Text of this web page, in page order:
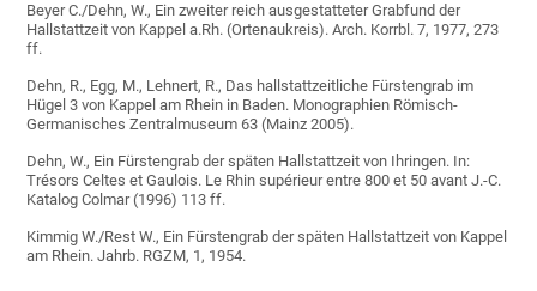
Beyer C./Dehn, W., Ein zweiter reich ausgestatteter Grabfund der
Hallstattzeit von Kappel a.Rh. (Ortenaukreis). Arch. Korrbl. 7, 1977, 273
ff.
Dehn, R., Egg, M., Lehnert, R., Das hallstattzeitliche Fürstengrab im
Hügel 3 von Kappel am Rhein in Baden. Monographien Römisch-
Germanisches Zentralmuseum 63 (Mainz 2005).
Dehn, W., Ein Fürstengrab der späten Hallstattzeit von Ihringen. In:
Trésors Celtes et Gaulois. Le Rhin supérieur entre 800 et 50 avant J.-C.
Katalog Colmar (1996) 113 ff.
Kimmig W./Rest W., Ein Fürstengrab der späten Hallstattzeit von Kappel
am Rhein. Jahrb. RGZM, 1, 1954.